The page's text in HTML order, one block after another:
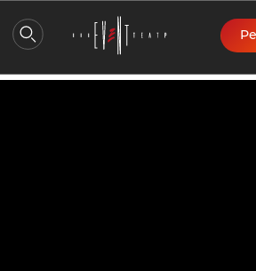
Репертуар
Рассчитать